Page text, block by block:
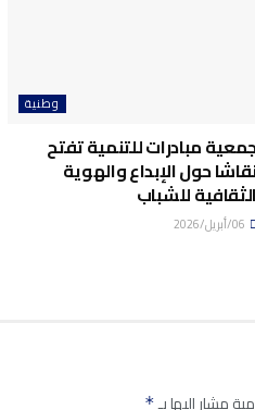
وطنية
مبادرات للتنمية تفتح
حول الإبداع والهوية
الثقافية للشباب
مشار إليها بـ*